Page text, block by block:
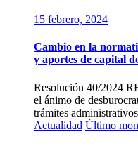
15 febrero, 2024
Cambio en la
y aportes de capital
Resolución 40/2024
el ánimo de
trámites
Actualidad Último